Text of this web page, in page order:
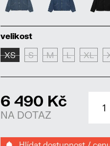
velikost
XS S M L XL
6 490 Kč
NA DOTAZ